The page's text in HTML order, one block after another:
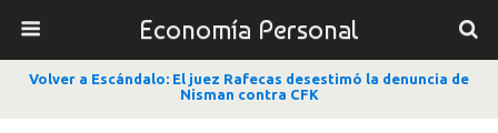
Economía Personal
Volver a Escándalo: El juez Rafecas desestimó la denuncia de
Nisman contra CFK